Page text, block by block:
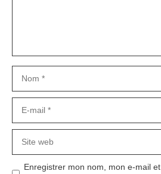
mail
web
Enregistrer mon nom, mon e-mail